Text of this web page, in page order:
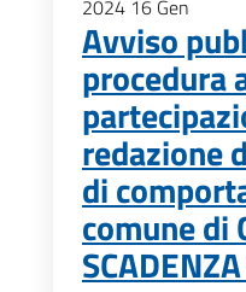
2024 16 Gen
Avviso
procedura
redazione
di
comune di